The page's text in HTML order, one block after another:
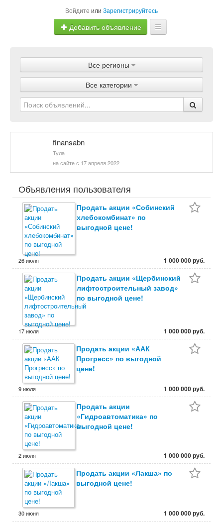
Войдите или Зарегистрируйтесь
Добавить объявление
Объявления
Магазины
Услуги
Статьи
Все регионы
Все категории
finansabn
Тула
на сайте с 17 апреля 2022
Объявления пользователя
Продать акции «Собинский
хлебокомбинат» по
выгодной цене!
26 июля 1 000 000 руб.
Продать акции «Щербинский
лифтостроительный завод»
по выгодной цене!
17 июля 1 000 000 руб.
Продать акции «ААК
Прогресс» по выгодной
цене!
9 июля 1 000 000 руб.
Продать акции
«Гидроавтоматика» по
выгодной цене!
2 июля 1 000 000 руб.
Продать акции «Лакша» по
выгодной цене!
30 июня 1 000 000 руб.